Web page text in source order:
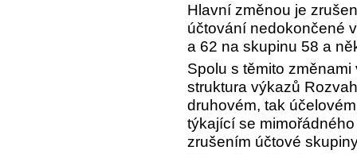
Hlavní změnou je
účtování nedokončené
a 62 na skupinu 58 a
Spolu s těmito
struktura výkazů
druhovém, tak
týkající se
zrušením účtové